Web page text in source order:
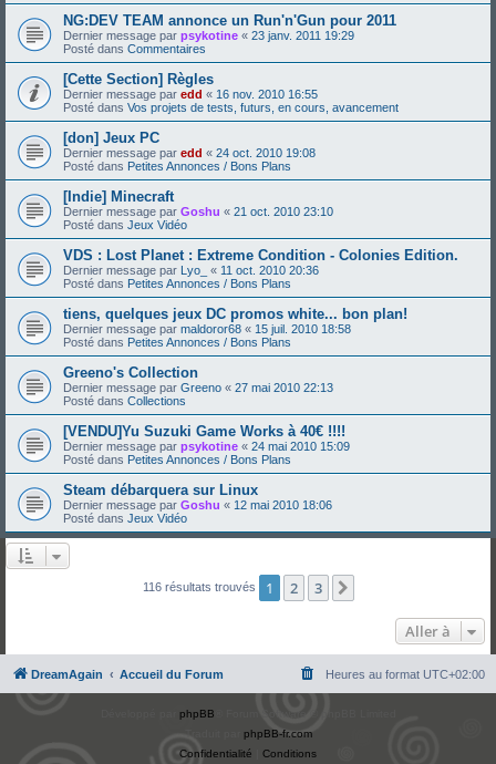
NG:DEV TEAM annonce un Run'n'Gun pour 2011
Dernier message par psykotine « 23 janv. 2011 19:29
Posté dans Commentaires
[Cette Section] Règles
Dernier message par edd « 16 nov. 2010 16:55
Posté dans Vos projets de tests, futurs, en cours, avancement
[don] Jeux PC
Dernier message par edd « 24 oct. 2010 19:08
Posté dans Petites Annonces / Bons Plans
[Indie] Minecraft
Dernier message par Goshu « 21 oct. 2010 23:10
Posté dans Jeux Vidéo
VDS : Lost Planet : Extreme Condition - Colonies Edition.
Dernier message par Lyo_ « 11 oct. 2010 20:36
Posté dans Petites Annonces / Bons Plans
tiens, quelques jeux DC promos white... bon plan!
Dernier message par maldoror68 « 15 juil. 2010 18:58
Posté dans Petites Annonces / Bons Plans
Greeno's Collection
Dernier message par Greeno « 27 mai 2010 22:13
Posté dans Collections
[VENDU]Yu Suzuki Game Works à 40€ !!!!
Dernier message par psykotine « 24 mai 2010 15:09
Posté dans Petites Annonces / Bons Plans
Steam débarquera sur Linux
Dernier message par Goshu « 12 mai 2010 18:06
Posté dans Jeux Vidéo
116 résultats trouvés 1 2 3
Aller à
DreamAgain Accueil du Forum Heures au format UTC+02:00
phpBB
phpBB-fr.com
Confidentialité
Conditions